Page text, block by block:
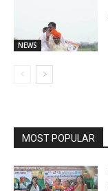
NEWS
MOST POPULAR